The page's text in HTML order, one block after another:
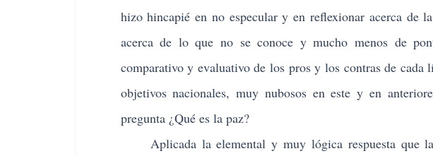
hizo hincapié en no especular y en reflexionar acerca de
acerca de lo que no se conoce y mucho menos de
comparativo y evaluativo de los pros y los contras de cada
objetivos nacionales, muy nubosos en este y en
pregunta ¿Qué es la paz?
Aplicada la elemental y muy lógica respuesta que la